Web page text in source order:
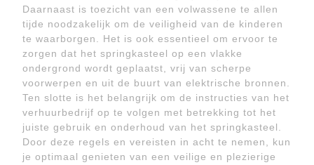
Daarnaast is toezicht van een volwassene te allen
tijde noodzakelijk om de veiligheid van de kinderen
te waarborgen. Het is ook essentieel om ervoor te
zorgen dat het springkasteel op een vlakke
ondergrond wordt geplaatst, vrij van scherpe
voorwerpen en uit de buurt van elektrische bronnen.
Ten slotte is het belangrijk om de instructies van het
verhuurbedrijf op te volgen met betrekking tot het
juiste gebruik en onderhoud van het springkasteel.
Door deze regels en vereisten in acht te nemen, kun
je optimaal genieten van een veilige en plezierige